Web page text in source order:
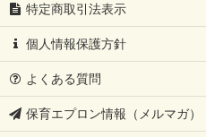
特定商取引法表示
個人情報保護方針
よくある質問
保育エプロン情報（メルマガ）